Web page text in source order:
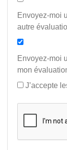
Envoyez-moi
autre
Envoyez-moi
mon
J’accepte